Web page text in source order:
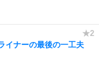
イナーの最後の一工夫